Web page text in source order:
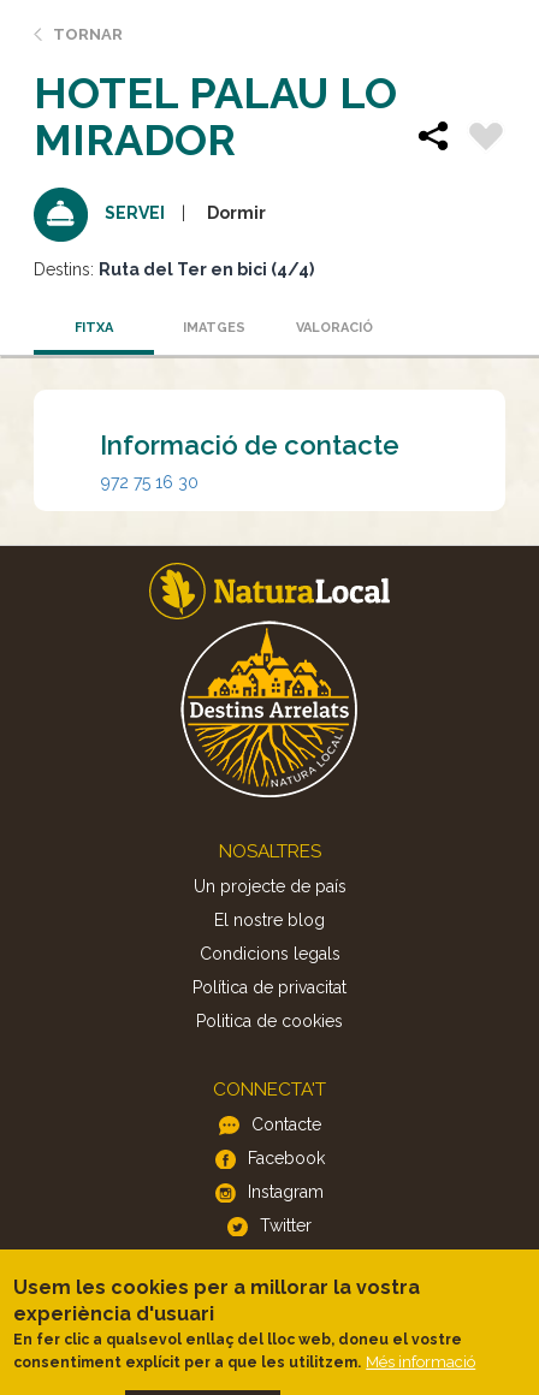
TORNAR
HOTEL PALAU LO
MIRADOR
SERVEI Dormir
Destins: Ruta del Ter en bici (4/4)
FITXA IMATGES VALORACIÓ
Informació de contacte
972 75 16 30
NOSALTRES
Un projecte de país
El nostre blog
Condicions legals
Política de privacitat
Politica de cookies
CONNECTA'T
Contacte
Facebook
Instagram
Twitter
APP
iOS
Android
Usem les cookies per a millorar la vostra
experiència d'usuari
En fer clic a qualsevol enllaç del lloc web, doneu el vostre
consentiment explícit per a que les utilitzem. Més informació